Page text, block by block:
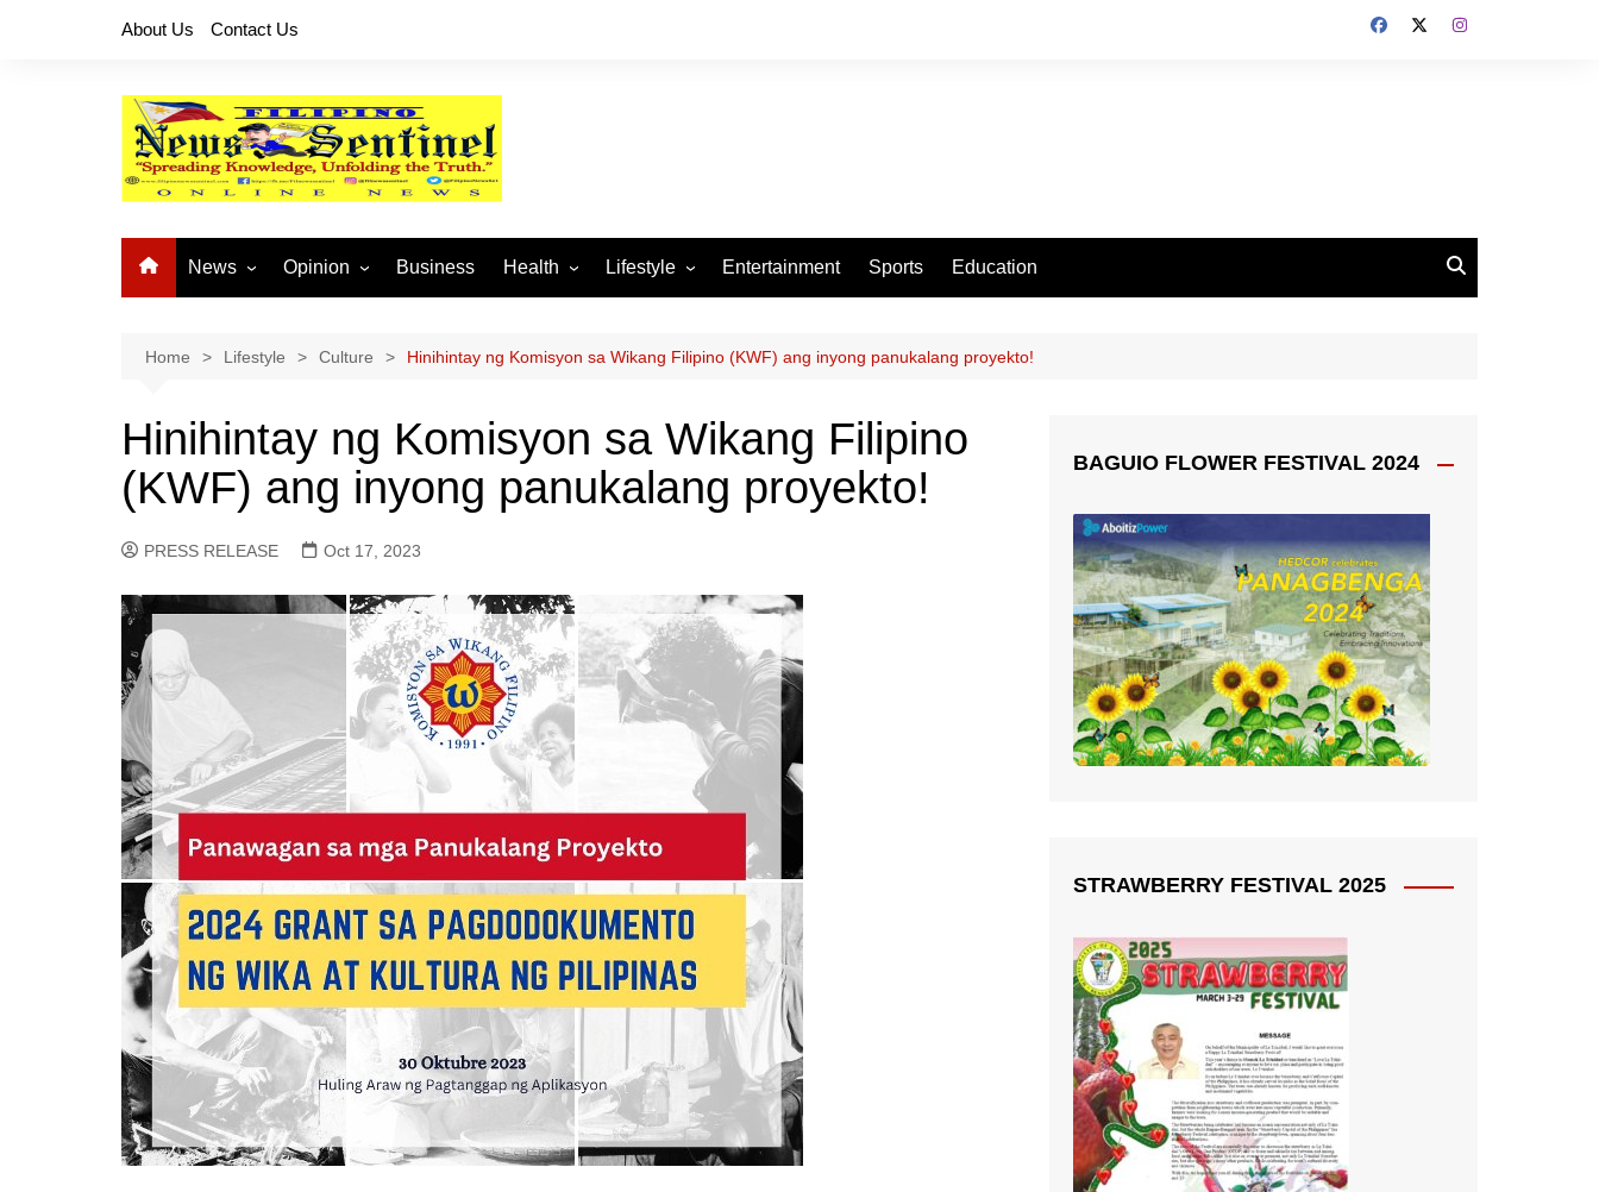
About Us Contact Us
News
National News
Provincial News
Opinion
Buhay OFW
Business Health Lifestyle
Arts and Crafts
Fashion
Home and Parenting
Entertainment Sports Education
Home Lifestyle Culture Hinihintay ng Komisyon sa Wikang Filipino (KWF) ang inyong panukalang proyekto!
Hinihintay ng Komisyon sa Wikang Filipino
(KWF) ang inyong panukalang proyekto!
PRESS RELEASE Oct 17, 2023
BAGUIO FLOWER FESTIVAL 2024
STRAWBERRY FESTIVAL 2025